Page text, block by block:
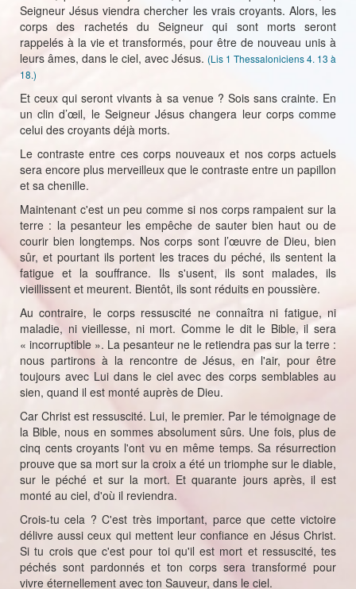
Seigneur Jésus viendra chercher les vrais croyants. Alors, les
corps des rachetés du Seigneur qui sont morts seront
rappelés à la vie et transformés, pour être de nouveau unis à
leurs âmes, dans le ciel, avec Jésus. (Lis 1 Thessaloniciens 4. 13 à
18.)
Et ceux qui seront vivants à sa venue ? Sois sans crainte. En
un clin d’œil, le Seigneur Jésus changera leur corps comme
celui des croyants déjà morts.
Le contraste entre ces corps nouveaux et nos corps actuels
sera encore plus merveilleux que le contraste entre un papillon
et sa chenille.
Maintenant c'est un peu comme si nos corps rampaient sur la
terre : la pesanteur les empêche de sauter bien haut ou de
courir bien longtemps. Nos corps sont l’œuvre de Dieu, bien
sûr, et pourtant ils portent les traces du péché, ils sentent la
fatigue et la souffrance. Ils s'usent, ils sont malades, ils
vieillissent et meurent. Bientôt, ils sont réduits en poussière.
Au contraire, le corps ressuscité ne connaîtra ni fatigue, ni
maladie, ni vieillesse, ni mort. Comme le dit le Bible, il sera
« incorruptible ». La pesanteur ne le retiendra pas sur la terre :
nous partirons à la rencontre de Jésus, en l'air, pour être
toujours avec Lui dans le ciel avec des corps semblables au
sien, quand il est monté auprès de Dieu.
Car Christ est ressuscité. Lui, le premier. Par le témoignage de
la Bible, nous en sommes absolument sûrs. Une fois, plus de
cinq cents croyants l'ont vu en même temps. Sa résurrection
prouve que sa mort sur la croix a été un triomphe sur le diable,
sur le péché et sur la mort. Et quarante jours après, il est
monté au ciel, d'où il reviendra.
Crois-tu cela ? C'est très important, parce que cette victoire
délivre aussi ceux qui mettent leur confiance en Jésus Christ.
Si tu crois que c'est pour toi qu'il est mort et ressuscité, tes
péchés sont pardonnés et ton corps sera transformé pour
vivre éternellement avec ton Sauveur, dans le ciel.